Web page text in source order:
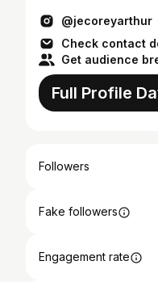
@jecoreyarthur
Check contact
Get audience
Full Profile
Followers
Fake followers
Engagement rate